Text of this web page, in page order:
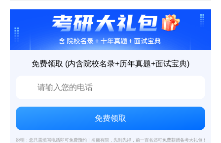
免费领取 (内含院校名录+历年真题+面试宝典)
说明：您只需填写电话即可免费预约！名额有限，先到先得，前一百名还可免费获赠备考大礼包！